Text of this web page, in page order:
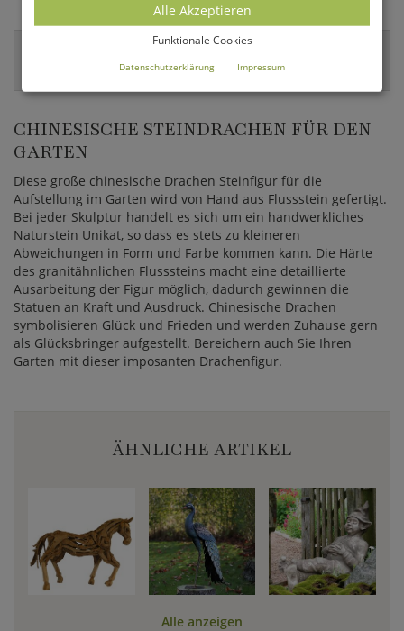
CHINESISCHE STEINDRACHEN FÜR DEN
GARTEN
Diese große chinesische Drachen Steinfigur für die
Aufstellung im Garten wird von Hand aus Flussstein gefertigt.
Bei jeder Skulptur handelt es sich um ein handwerkliches
Naturstein Unikat, so dass es stets zu kleineren
Abweichungen in Form und Farbe kommen kann. Die Härte
des granitähnlichen Flusssteins macht eine detaillierte
Ausarbeitung der Figur möglich, dadurch gewinnen die
Statuen an Kraft und Ausdruck. Chinesische Drachen
symbolisieren Glück und Frieden und werden Zuhause gern
als Glücksbringer aufgestellt. Bereichern auch Sie Ihren
Garten mit dieser imposanten Drachenfigur.
ÄHNLICHE ARTIKEL
Alle anzeigen
Alle Akzeptieren
Funktionale Cookies
Datenschutzerklärung Impressum